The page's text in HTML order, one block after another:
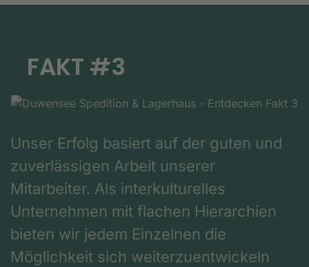
FAKT #3
Unser Erfolg basiert auf der guten und
zuverlässigen Arbeit unserer
Mitarbeiter. Als interkulturelles
Unternehmen mit flachen Hierarchien
bieten wir jedem Einzelnen die
Möglichkeit sich weiterzuentwickeln